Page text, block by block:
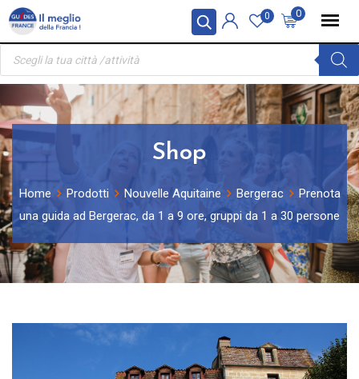
Pannello di gestione dei cookies
Skip
content
0
0
Ricerca
prodotti
Shop
Home Prodotti Nouvelle Aquitaine Bergerac
Prenota
una guida ad Bergerac, da 1 a 9 ore, gruppi da 1 a 30 persone